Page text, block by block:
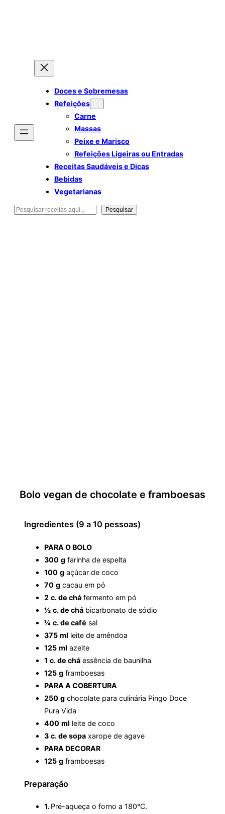
Doces e Sobremesas
Refeições
Carne
Massas
Peixe e Marisco
Refeições Ligeiras ou Entradas
Receitas Saudáveis e Dicas
Bebidas
Vegetarianas
Pesquisar
Pesquisar
Bolo vegan de chocolate e framboesas
Ingredientes (9 a 10 pessoas)
PARA O BOLO
300 g farinha de espelta
100 g açúcar de coco
70 g cacau em pó
2 c. de chá fermento em pó
½ c. de chá bicarbonato de sódio
¼ c. de café sal
375 ml leite de amêndoa
125 ml azeite
1 c. de chá essência de baunilha
125 g framboesas
PARA A COBERTURA
250 g chocolate para culinária Pingo Doce
Pura Vida
400 ml leite de coco
3 c. de sopa xarope de agave
PARA DECORAR
125 g framboesas
Preparação
1. Pré-aqueça o forno a 180°C.